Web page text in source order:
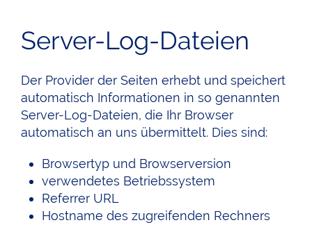
Server-Log-Dateien
Der Provider der Seiten erhebt und speichert
automatisch Informationen in so genannten
Server-Log-Dateien, die Ihr Browser
automatisch an uns übermittelt. Dies sind:
Browsertyp und Browserversion
verwendetes Betriebssystem
Referrer URL
Hostname des zugreifenden Rechners